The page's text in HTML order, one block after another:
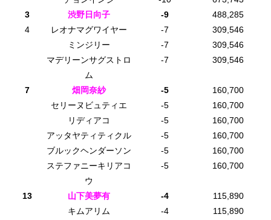
3
渋野日向子 -9
488,285
4
レオナマグワイヤー -7
309,546
ミンジリー
-7
309,546
マデリーンサグストロ
ム
-7 309,546
7 畑岡奈紗 -5
160,700
セリーヌビュティエ
-5
160,700
リディアコ
-5
160,700
アッタヤティティクル
-5
160,700
ブルックヘンダーソン
-5
160,700
ステファニーキリアコ
ウ
-5 160,700
13 山下美夢有 -4
115,890
キムアリム
-4
115,890